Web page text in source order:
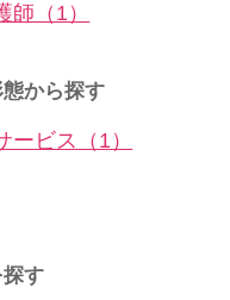
師（1）
から探す
ービス（1）
す